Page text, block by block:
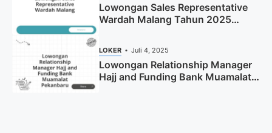
Lowongan Sales Representative
Wardah Malang Tahun 2025
LOKER Juli 4, 2025
Lowongan Relationship Manager
Hajj and Funding Bank Muamalat